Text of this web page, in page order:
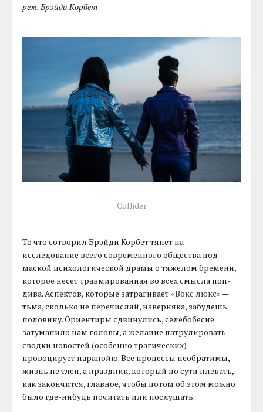
реж. Брэйди Корбет
Collider
То что сотворил Брэйди Корбет тянет на
исследование всего современного общества под
маской психологической драмы о тяжелом бремени,
которое несет травмированная во всех смысла поп-
дива. Аспектов, которые затрагивает«Вокс люкс» —
тьма, сколько не перечисляй, наверняка, забудешь
половину. Ориентиры сдвинулись, селебобесие
затуманило нам головы, а желание патрулировать
сводки новостей (особенно трагических)
провоцирует паранойю. Все процессы необратимы,
жизнь не тлен, а праздник, который по сути плевать,
как закончится, главное, чтобы потом об этом можно
было где-нибудь почитать или послушать.